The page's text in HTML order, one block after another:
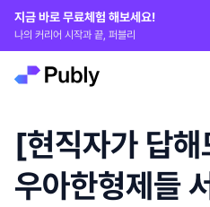
지금 바로 무료체험 해보세요!
나의 커리어 시작과 끝, 퍼블리
[현직자가 답
우아한형제들